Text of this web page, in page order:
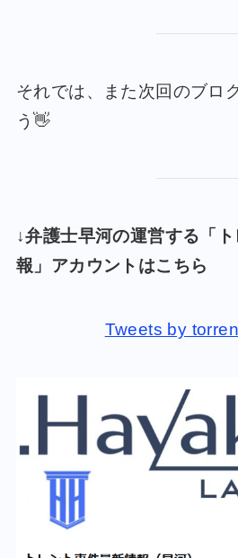
それでは、また次回のブロ
う👋
↓弁護士早河の運営する「
報」アカウントはこちら
Tweets by